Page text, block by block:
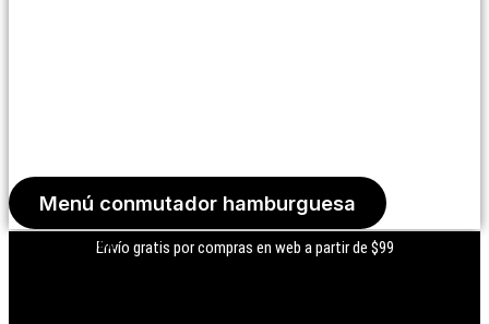
Menú conmutador hamburguesa
Envío gratis por compras en web a partir de $99
Iniciar Sesión